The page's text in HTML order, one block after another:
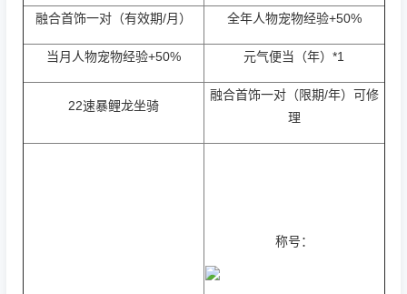
融合首饰一对（有效期/月） 全年人物宠物经验+50%
当月人物宠物经验+50% 元气便当（年）*1
22速暴鲤龙坐骑
融合首饰一对（限期/年）可修
理
称号：